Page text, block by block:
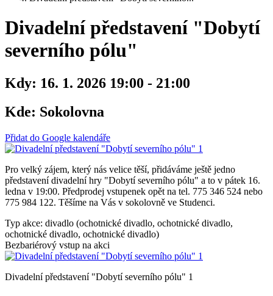
Divadelní představení "Dobytí
severního pólu"
Kdy: 16. 1. 2026 19:00 - 21:00
Kde: Sokolovna
Přidat do Google kalendáře
Pro velký zájem, který nás velice těší, přidáváme ještě jedno
představení divadelní hry "Dobytí severního pólu" a to v pátek 16.
ledna v 19:00. Předprodej vstupenek opět na tel. 775 346 524 nebo
775 984 122. Těšíme na Vás v sokolovně ve Studenci.
Typ akce: divadlo (ochotnické divadlo, ochotnické divadlo,
ochotnické divadlo, ochotnické divadlo)
Bezbariérový vstup na akci
Divadelní představení "Dobytí severního pólu" 1